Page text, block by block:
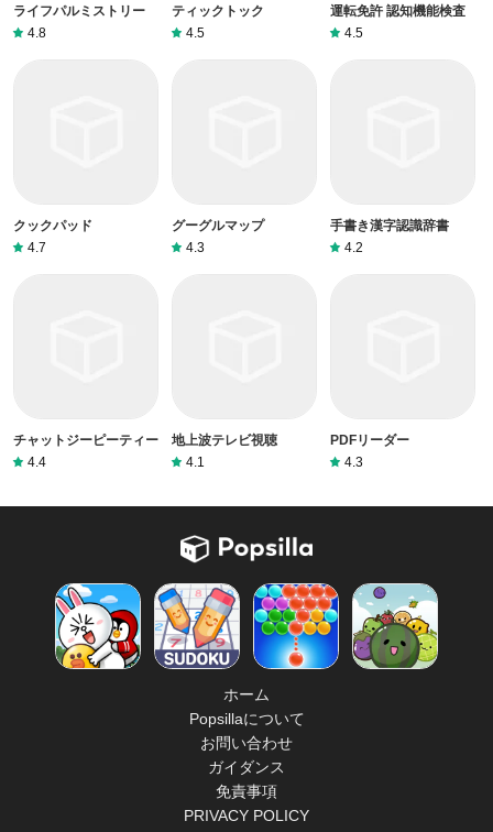
ライフパルミストリー
4.8
ティックトック
4.5
運転免許 認知機能検査
4.5
クックパッド
4.7
グーグルマップ
4.3
手書き漢字認識辞書
4.2
チャットジーピーティー
4.4
地上波テレビ視聴
4.1
PDFリーダー
4.3
ホーム
Popsillaについて
お問い合わせ
ガイダンス
免責事項
PRIVACY POLICY